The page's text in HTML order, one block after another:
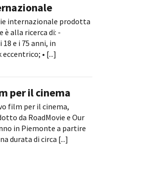
internazionale prodotta
è alla ricerca di: -
e i 75 anni, in
particolare: • persone dal look eccentrico; • [...]
per il cinema
film per il cinema,
da RoadMovie e Our
in Piemonte a partire
durata di circa [...]